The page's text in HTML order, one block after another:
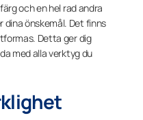
och en hel rad andra
önskemål. Det finns
Detta ger dig
med alla verktyg du